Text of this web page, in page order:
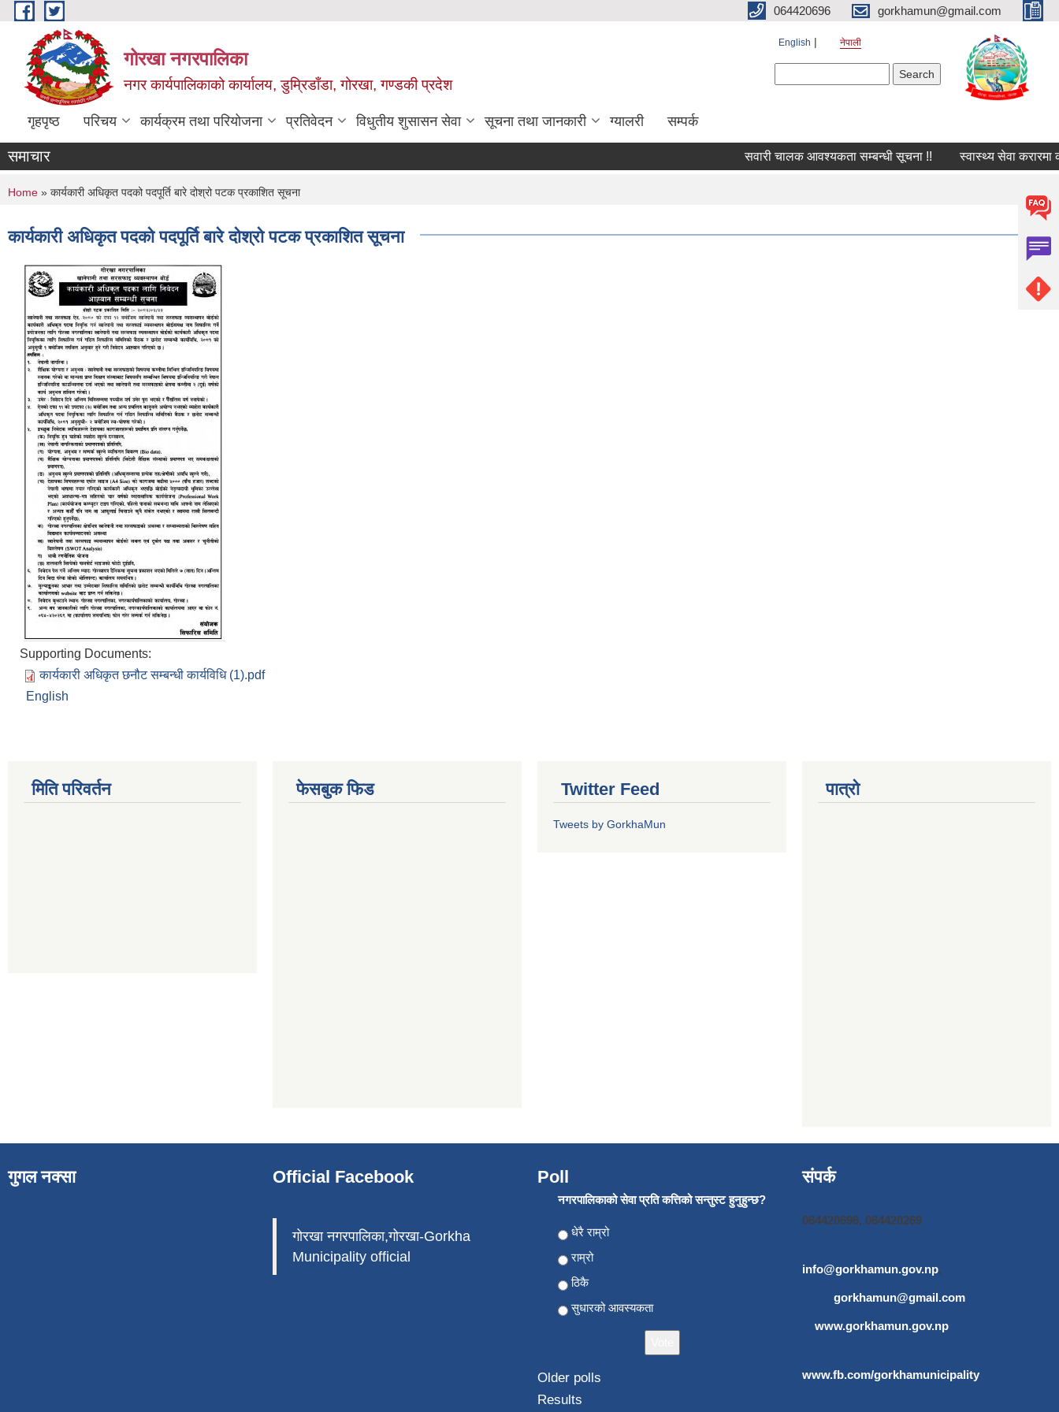
Skip to main content 064420696 gorkhamun@gmail.com
गोरखा नगरपालिका
नगर कार्यपालिकाको कार्यालय, डुम्रिडाँडा, गोरखा, गण्डकी प्रदेश
English नेपाली
गृहपृष्ठ परिचय कार्यक्रम तथा परियोजना प्रतिवेदन विधुतीय शुसासन सेवा सूचना तथा जानकारी ग्यालरी सम्पर्क
समाचार सवारी चालक आवश्यकता सम्बन्धी सूचना !! स्वास्थ्य सेवा करारमा
You are here
Home » कार्यकारी अधिकृत पदको पदपूर्ति बारे दोश्रो पटक प्रकाशित सूचना
कार्यकारी अधिकृत पदको पदपूर्ति बारे दोश्रो पटक प्रकाशित सूचना
Supporting Documents:
कार्यकारी अधिकृत छनौट सम्बन्धी कार्यविधि (1).pdf
English
मिति परिवर्तन फेसबुक फिड Twitter Feed
Tweets by GorkhaMun
पात्रो
गुगल नक्सा Official Facebook
गोरखा नगरपालिका,गोरखा-Gorkha
Municipality official
Poll
नगरपालिकाको सेवा प्रति कत्तिको सन्तुस्ट हुनुहुन्छ?
Choices
धेरै राम्रो
राम्रो
ठिकै
सुधारको आवस्यकता
Older polls
Results
संपर्क
064420696, 064420269
info@gorkhamun.gov.np,
gorkhamun@gmail.com
www.gorkhamun.gov.np
www.fb.com/gorkhamunicipality